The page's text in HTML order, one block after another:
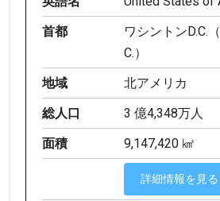
首都
ワシントンD.C.
C.）
地域
北アメリカ
総人口
3 億4,348万人
面積
9,147,420 ㎢
詳細情報を見る